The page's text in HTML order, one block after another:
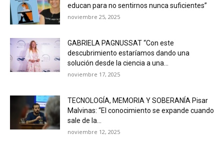
educan para no sentirnos nunca suficientes”
noviembre 25, 2025
GABRIELA PAGNUSSAT “Con este
descubrimiento estaríamos dando una
solución desde la ciencia a una...
noviembre 17, 2025
TECNOLOGÍA, MEMORIA Y SOBERANÍA Pisar
Malvinas: “El conocimiento se expande cuando
sale de la...
noviembre 12, 2025